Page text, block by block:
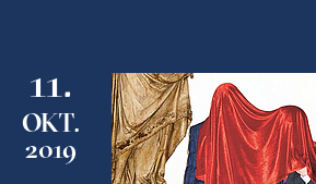
11.
OKT.
2019